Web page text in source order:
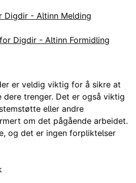
Digdir - Altinn Melding
Digdir - Altinn Formidling
er veldig viktig for å sikre at
dere trenger. Det er også viktig
eller andre
om det pågående arbeidet.
og det er ingen forpliktelser